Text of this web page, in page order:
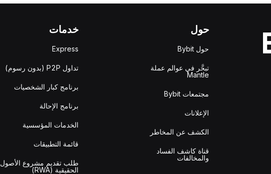
حول
حول Bybit
تبحَّر في عوالم عملة
Mantle
مجتمعات Bybit
الإعلانات
الكشف عن المخاطر
قناة كاشف الفساد
والمخالفات
خدمات
Express
تداول P2P (بدون رسوم)
برنامج كبار الشخصيات
برنامج الإحالة
الخدمات المؤسسية
قائمة التطبيقات
طلب تقديم مشروع الأصول
الحقيقية (RWA)